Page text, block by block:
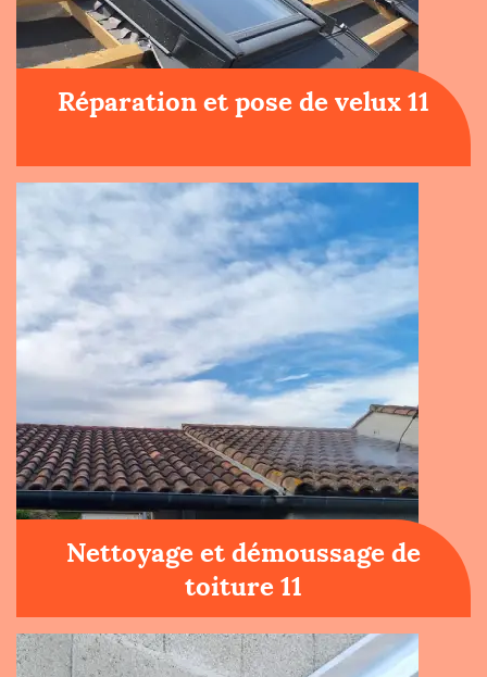
Réparation et pose de velux 11
Nettoyage et démoussage de
toiture 11